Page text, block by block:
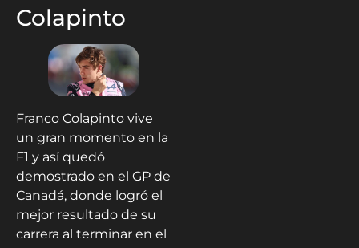
Colapinto
Franco Colapinto vive
un gran momento en la
F1 y así quedó
demostrado en el GP de
Canadá, donde logró el
mejor resultado de su
carrera al terminar en el